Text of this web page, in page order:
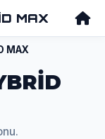
MAX
MAX